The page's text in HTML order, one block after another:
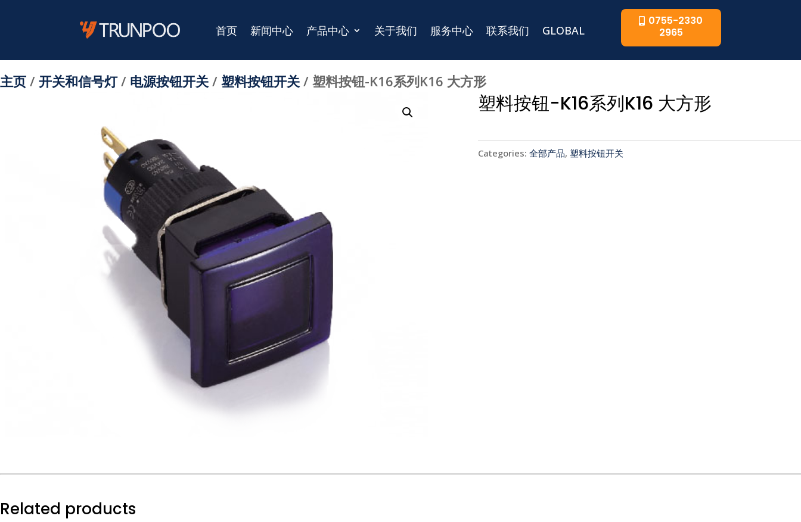
首页 新闻中心 产品中心 关于我们 服务中心 联系我们 GLOBAL
0755-2330
2965
主页 / 开关和信号灯/ 电源按钮开关 / 塑料按钮开关 / 塑料按钮-K16系列K16 大方形
塑料按钮-K16系列K16 大方形
Categories: 全部产品, 塑料按钮开关
Related products